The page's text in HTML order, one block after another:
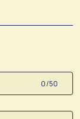
0 /50